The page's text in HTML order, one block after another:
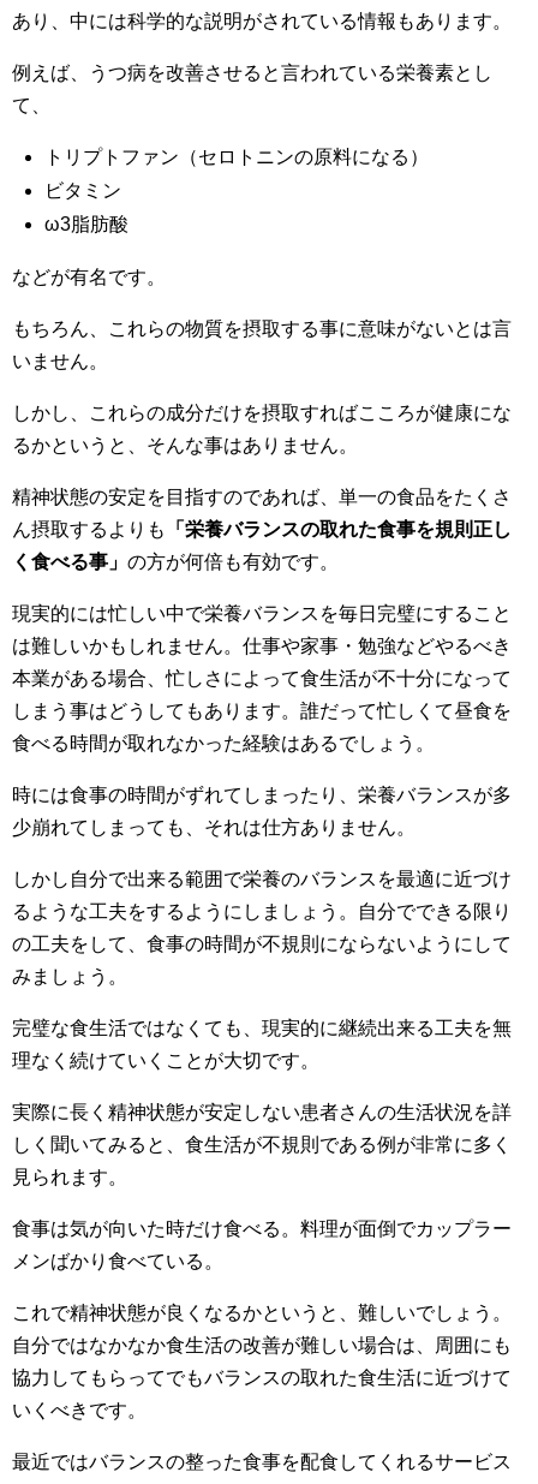
あり、中には科学的な説明がされている情報もあります。
例えば、うつ病を改善させると言われている栄養素とし
て、
トリプトファン（セロトニンの原料になる）
ビタミン
ω3脂肪酸
などが有名です。
もちろん、これらの物質を摂取する事に意味がないとは言
いません。
しかし、これらの成分だけを摂取すればこころが健康にな
るかというと、そんな事はありません。
精神状態の安定を目指すのであれば、単一の食品をたくさ
ん摂取するよりも
「栄養バランスの取れた食事を規則正し
く食べる事」 の方が何倍も有効です。
現実的には忙しい中で栄養バランスを毎日完璧にすること
は難しいかもしれません。仕事や家事・勉強などやるべき
本業がある場合、忙しさによって食生活が不十分になって
しまう事はどうしてもあります。誰だって忙しくて昼食を
食べる時間が取れなかった経験はあるでしょう。
時には食事の時間がずれてしまったり、栄養バランスが多
少崩れてしまっても、それは仕方ありません。
しかし自分で出来る範囲で栄養のバランスを最適に近づけ
るような工夫をするようにしましょう。自分でできる限り
の工夫をして、食事の時間が不規則にならないようにして
みましょう。
完璧な食生活ではなくても、現実的に継続出来る工夫を無
理なく続けていくことが大切です。
実際に長く精神状態が安定しない患者さんの生活状況を詳
しく聞いてみると、食生活が不規則である例が非常に多く
見られます。
食事は気が向いた時だけ食べる。料理が面倒でカップラー
メンばかり食べている。
これで精神状態が良くなるかというと、難しいでしょう。
自分ではなかなか食生活の改善が難しい場合は、周囲にも
協力してもらってでもバランスの取れた食生活に近づけて
いくべきです。
最近ではバランスの整った食事を配食してくれるサービス